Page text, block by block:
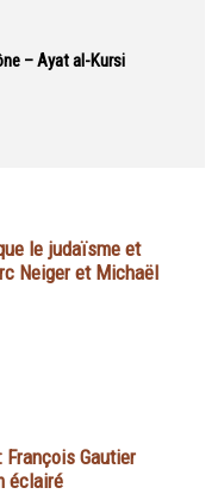
– Ayat al-Kursi
le judaïsme et
Neiger et Michaël
François Gautier
éclairé